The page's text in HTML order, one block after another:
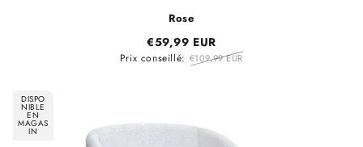
Rose
€59,99 EUR
Prix conseillé: €109,99 EUR
DISPO
NIBLE
EN
MAGAS
IN